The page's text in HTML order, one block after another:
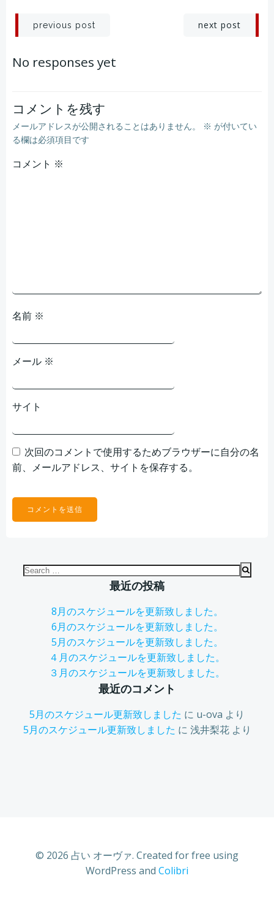
投
稿
ビ
ゲ
ー
previous post
ビ
next post
No responses yet
コメントを残す
メールアドレスが公開されることはありません。 ※ が付いてい
る欄は必須項目です
コメント ※
名前 ※
メール ※
サイト
次回のコメントで使用するためブラウザーに自分の名
前、メールアドレス、サイトを保存する。
Search
最近の投稿
8月のスケジュールを更新致しました。
6月のスケジュールを更新致しました。
5月のスケジュールを更新致しました。
４月のスケジュールを更新致しました。
３月のスケジュールを更新致しました。
最近のコメント
5月のスケジュール更新致しました に u-ova より
5月のスケジュール更新致しました に 浅井梨花より
© 2026 占い オーヴァ. Created for free using
WordPress and Colibri